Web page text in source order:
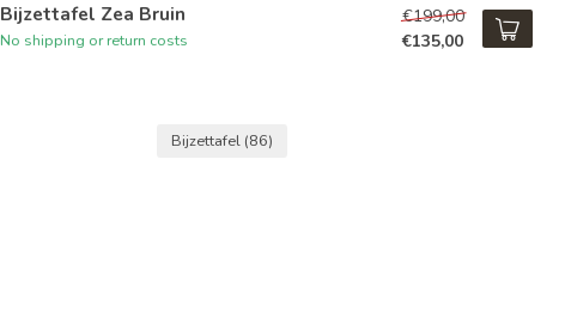
Bijzettafel Zea Bruin
No shipping or return costs
€199,00
€135,00
Bijzettafel (86)